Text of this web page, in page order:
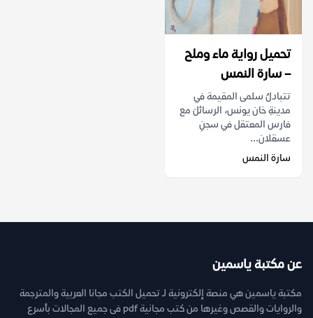
تحميل رواية ماء وملح
– سارة النمس
تتبادلُ سلمى المقيمة في
مدينةِ خان يونس، الرسائلَ مع
فارس المعتقل في سجنِ
عسقلان...
سارة النمس
عن مكتبة ياسمين
مكتبة ياسمين هي منصة إلكترونية لـ تحميل الكتب مجانا العربية والمترجمة
والروايات والقصص وغيرها من كتب مجانية pdf فى جميع المجالات بأسرع